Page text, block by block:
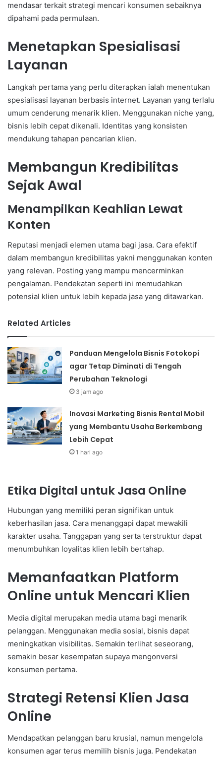
mendasar terkait strategi mencari konsumen sebaiknya
dipahami pada permulaan.
Menetapkan Spesialisasi
Layanan
Langkah pertama yang perlu diterapkan ialah menentukan
spesialisasi layanan berbasis internet. Layanan yang terlalu
umum cenderung menarik klien. Menggunakan niche yang,
bisnis lebih cepat dikenali. Identitas yang konsisten
mendukung tahapan pencarian klien.
Membangun Kredibilitas
Sejak Awal
Menampilkan Keahlian Lewat
Konten
Reputasi menjadi elemen utama bagi jasa. Cara efektif
dalam membangun kredibilitas yakni menggunakan konten
yang relevan. Posting yang mampu mencerminkan
pengalaman. Pendekatan seperti ini memudahkan
potensial klien untuk lebih kepada jasa yang ditawarkan.
Related Articles
Panduan Mengelola Bisnis Fotokopi
agar Tetap Diminati di Tengah
Perubahan Teknologi
3 jam ago
Inovasi Marketing Bisnis Rental Mobil
yang Membantu Usaha Berkembang
Lebih Cepat
1 hari ago
Etika Digital untuk Jasa Online
Hubungan yang memiliki peran signifikan untuk
keberhasilan jasa. Cara menanggapi dapat mewakili
karakter usaha. Tanggapan yang serta terstruktur dapat
menumbuhkan loyalitas klien lebih bertahap.
Memanfaatkan Platform
Online untuk Mencari Klien
Media digital merupakan media utama bagi menarik
pelanggan. Menggunakan media sosial, bisnis dapat
meningkatkan visibilitas. Semakin terlihat seseorang,
semakin besar kesempatan supaya mengonversi
konsumen pertama.
Strategi Retensi Klien Jasa
Online
Mendapatkan pelanggan baru krusial, namun mengelola
konsumen agar terus memilih bisnis juga. Pendekatan